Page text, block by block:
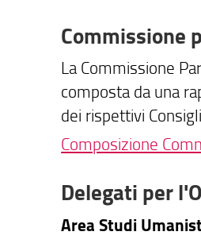
Commissione
La Commissione
composta da una
dei rispettivi
Composizione
Delegati per
Area Studi